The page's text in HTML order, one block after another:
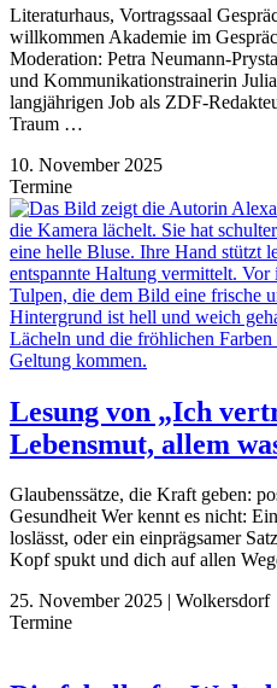
Literaturhaus, Vortragssaal
willkommen Akademie im
Moderation: Petra Neumann-
und Kommunikationstrainerin
langjährigen Job als ZDF-
Traum …
10. November 2025
Termine
Lesung von „Ich
Lebensmut, allem
Glaubenssätze, die Kraft geben:
Gesundheit Wer kennt es nicht:
loslässt, oder ein einprägsamer
Kopf spukt und dich auf allen
25. November 2025 | Wolkersdorf
Termine